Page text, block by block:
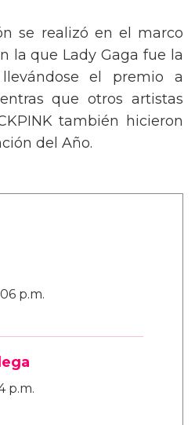
se realizó en el marco
la que Lady Gaga fue la
el premio a
que otros artistas
también hicieron
del Año.
p.m.
p.m.